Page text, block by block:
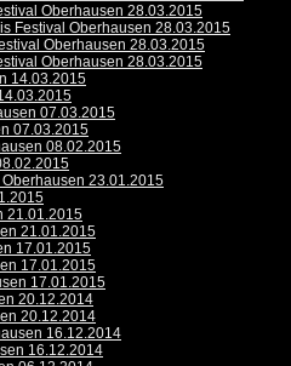
Oberhausen 28.03.2015
Festival Oberhausen 28.03.2015
Oberhausen 28.03.2015
Oberhausen 28.03.2015
14.03.2015
07.03.2015
07.03.2015
08.02.2015
23.01.2015
21.01.2015
21.01.2015
17.01.2015
17.01.2015
17.01.2015
20.12.2014
20.12.2014
16.12.2014
16.12.2014